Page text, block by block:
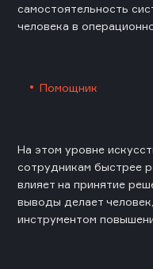
самостоятельность
человека в
Помощник
На этом уровне
сотрудникам быстрее
влияет на принятие
выводы делает
инструментом